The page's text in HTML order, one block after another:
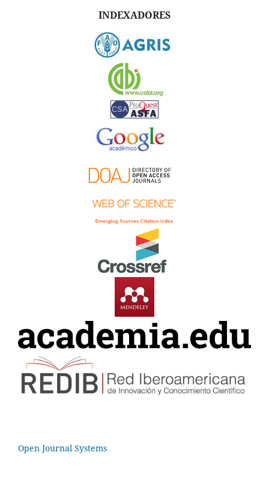
INDEXADORES
Open Journal Systems